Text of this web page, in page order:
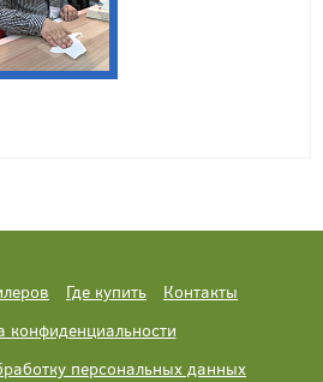
Где купить
Контакты
конфиденциальности
персональных данных